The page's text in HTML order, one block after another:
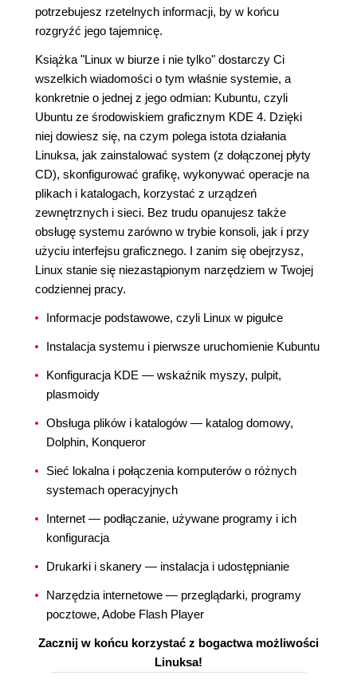
potrzebujesz rzetelnych informacji, by w końcu
rozgryźć jego tajemnicę.
Książka "Linux w biurze i nie tylko" dostarczy Ci
wszelkich wiadomości o tym właśnie systemie, a
konkretnie o jednej z jego odmian: Kubuntu, czyli
Ubuntu ze środowiskiem graficznym KDE 4. Dzięki
niej dowiesz się, na czym polega istota działania
Linuksa, jak zainstalować system (z dołączonej płyty
CD), skonfigurować grafikę, wykonywać operacje na
plikach i katalogach, korzystać z urządzeń
zewnętrznych i sieci. Bez trudu opanujesz także
obsługę systemu zarówno w trybie konsoli, jak i przy
użyciu interfejsu graficznego. I zanim się obejrzysz,
Linux stanie się niezastąpionym narzędziem w Twojej
codziennej pracy.
Informacje podstawowe, czyli Linux w pigułce
Instalacja systemu i pierwsze uruchomienie Kubuntu
Konfiguracja KDE — wskaźnik myszy, pulpit,
plasmoidy
Obsługa plików i katalogów — katalog domowy,
Dolphin, Konqueror
Sieć lokalna i połączenia komputerów o różnych
systemach operacyjnych
Internet — podłączanie, używane programy i ich
konfiguracja
Drukarki i skanery — instalacja i udostępnianie
Narzędzia internetowe — przeglądarki, programy
pocztowe, Adobe Flash Player
Zacznij w końcu korzystać z bogactwa możliwości
Linuksa!